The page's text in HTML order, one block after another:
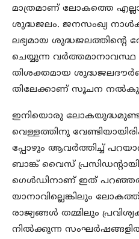
മാത്രമാണ് ലോകത്തെ
ശുദ്ധജലം. ജനസംഖ്യ
ലഭ്യമായ
ചെയ്യുന്ന വര്‍ത്തമാനാവസ്ഥ
തിശക്തമായ
തിലേക്കാണ് സൂചന
ഇനിയൊരു
വെള്ളത്തിനു
പ്പോഴും ആവര്‍ത്തിച്ച്
ബാങ്ക് വൈസ്
ഗെള്‍ഡിനാണ് ഇത്
യാനാവില്ലെങ്കിലും
രാജ്യങ്ങള്‍ തമ്മിലും
നില്‍ക്കുന്ന